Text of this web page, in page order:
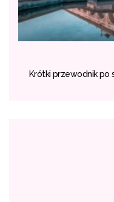
Krótki przewodnik po